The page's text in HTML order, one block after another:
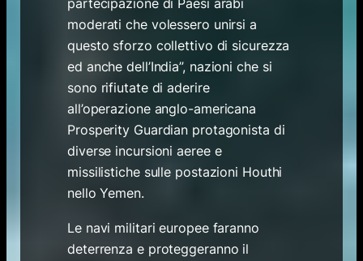
partecipazione di Paesi arabi
moderati che volessero unirsi a
questo sforzo collettivo di sicurezza
ed anche dell’India”, nazioni che si
sono rifiutate di aderire
all’operazione anglo-americana
Prosperity Guardian protagonista di
diverse incursioni aeree e
missilistiche sulle postazioni Houthi
nello Yemen.
Le navi militari europee faranno
deterrenza e proteggeranno il